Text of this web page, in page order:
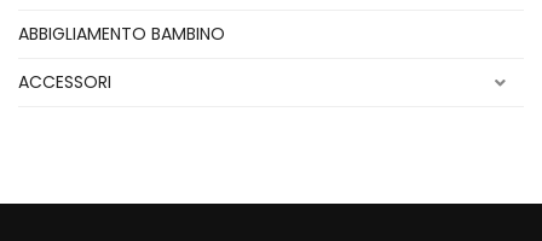
ABBIGLIAMENTO BAMBINO
ACCESSORI